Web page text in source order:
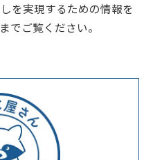
を実現するための情報を
でご覧ください。